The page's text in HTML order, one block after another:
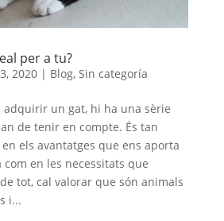
per a tu?
2020| Blog, Sin categoría
adquirir un gat, hi ha una sèrie
de tenir en compte. És tan
els avantatges que ens aporta
com en les necessitats que
tot, cal valorar que són animals
i...